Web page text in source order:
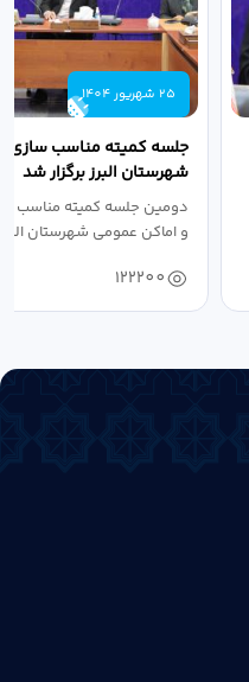
25 شهریور 1404
جلسه کمیته مناسب سازی
شهرستان البرز برگزار شد
دومین جلسه کمیته مناسب
و اماکن عمومی شهرستان
122200